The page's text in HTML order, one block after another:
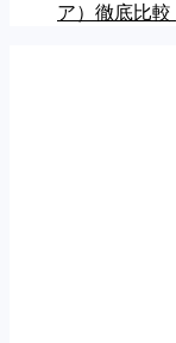
ア）徹底比較